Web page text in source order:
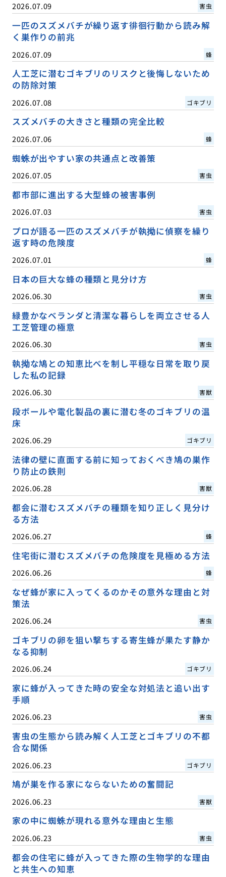
2026.07.09 害虫
一匹のスズメバチが繰り返す徘徊行動から読み解
く巣作りの前兆
2026.07.09 蜂
人工芝に潜むゴキブリのリスクと後悔しないため
の防除対策
2026.07.08 ゴキブリ
スズメバチの大きさと種類の完全比較
2026.07.06 蜂
蜘蛛が出やすい家の共通点と改善策
2026.07.05 害虫
都市部に進出する大型蜂の被害事例
2026.07.03 害虫
プロが語る一匹のスズメバチが執拗に偵察を繰り
返す時の危険度
2026.07.01 蜂
日本の巨大な蜂の種類と見分け方
2026.06.30 害虫
緑豊かなベランダと清潔な暮らしを両立させる人
工芝管理の極意
2026.06.30 害虫
執拗な鳩との知恵比べを制し平穏な日常を取り戻
した私の記録
2026.06.30 害獣
段ボールや電化製品の裏に潜む冬のゴキブリの温
床
2026.06.29 ゴキブリ
法律の壁に直面する前に知っておくべき鳩の巣作
り防止の鉄則
2026.06.28 害獣
都会に潜むスズメバチの種類を知り正しく見分け
る方法
2026.06.27 蜂
住宅街に潜むスズメバチの危険度を見極める方法
2026.06.26 蜂
なぜ蜂が家に入ってくるのかその意外な理由と対
策法
2026.06.24 害虫
ゴキブリの卵を狙い撃ちする寄生蜂が果たす静か
なる抑制
2026.06.24 ゴキブリ
家に蜂が入ってきた時の安全な対処法と追い出す
手順
2026.06.23 害虫
害虫の生態から読み解く人工芝とゴキブリの不都
合な関係
2026.06.23 ゴキブリ
鳩が巣を作る家にならないための奮闘記
2026.06.23 害獣
家の中に蜘蛛が現れる意外な理由と生態
2026.06.23 害虫
都会の住宅に蜂が入ってきた際の生物学的な理由
と共生への知恵